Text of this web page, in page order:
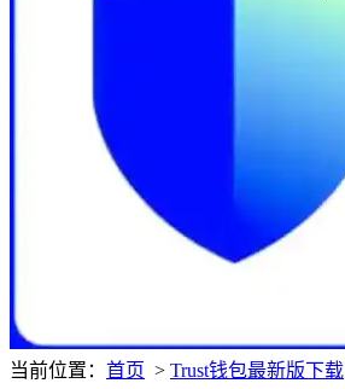
当前位置： 首页 > Trust钱包最新版下载